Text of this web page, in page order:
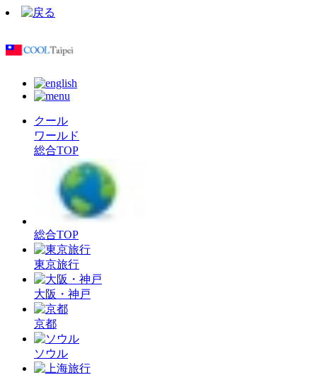
クール
ワールド
総合TOP
総合TOP
東京旅行
大阪・神戸
京都
ソウル